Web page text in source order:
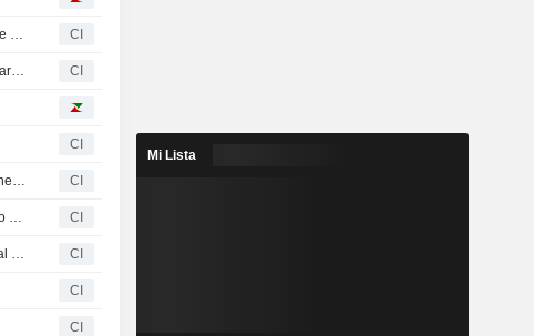
Thales S.A. anuncia cambios ejecutivos, efectivos a partir del 1 de noviembre de 2024 CI
Thales nombra a Thomas Chatel Consejero Delegado y Director Nacional para Europa Central, Balcanes y Moldavia, cubriendo Austria, República Checa, Hungría Eslovaquia CI
CI
Thales nombra a Abdelhafid Mordi director general en los EAU y director general de Thales Emarat Technologies CI
Thales anuncia el nombramiento de Loic Rocard como miembro del Consejo de Administración CI
Thales anuncia el nombramiento de Fabien Bortoluzzi como Director General de las operaciones de Thales en África Occidental y Central CI
CI
CI
Mi Lista